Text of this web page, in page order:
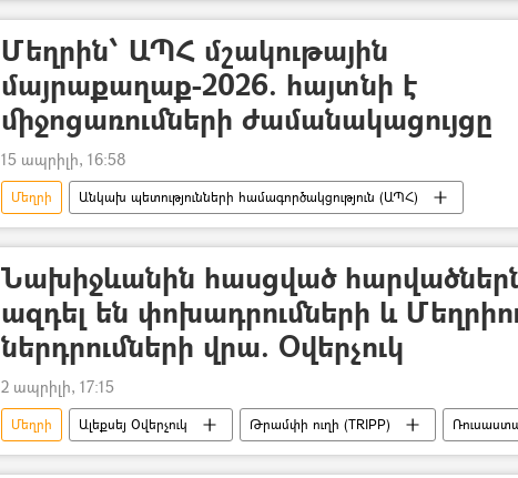
Մեղրին՝ ԱՊՀ մշակութային
մայրաքաղաք-2026. հայտնի է
միջոցառումների ժամանակացույցը
15 ապրիլի, 16:58
Մեղրի Անկախ պետությունների համագործակցություն (ԱՊՀ)
Նախիջևանին հասցված
ազդել են փոխադրումների և
ներդրումների վրա. Օվերչուկ
2 ապրիլի, 17:15
Մեղրի Ալեքսեյ Օվերչուկ Թրամփի ուղի (TRIPP)
ապաշրջափակում
Հայաստան
Հայաստան-Ռուսաստան